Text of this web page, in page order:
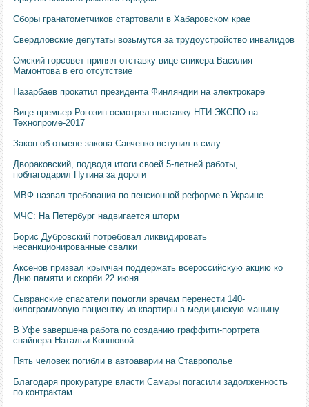
Сборы гранатометчиков стартовали в Хабаровском крае
Свердловские депутаты возьмутся за трудоустройство инвалидов
Омский горсовет принял отставку вице-спикера Василия
Мамонтова в его отсутствие
Назарбаев прокатил президента Финляндии на электрокаре
Вице-премьер Рогозин осмотрел выставку НТИ ЭКСПО на
Технопроме-2017
Закон об отмене закона Савченко вступил в силу
Двораковский, подводя итоги своей 5-летней работы,
поблагодарил Путина за дороги
МВФ назвал требования по пенсионной реформе в Украине
МЧС: На Петербург надвигается шторм
Борис Дубровский потребовал ликвидировать
несанкционированные свалки
Аксенов призвал крымчан поддержать всероссийскую акцию ко
Дню памяти и скорби 22 июня
Сызранские спасатели помогли врачам перенести 140-
килограммовую пациентку из квартиры в медицинскую машину
В Уфе завершена работа по созданию граффити-портрета
снайпера Натальи Ковшовой
Пять человек погибли в автоаварии на Ставрополье
Благодаря прокуратуре власти Самары погасили задолженность
по контрактам